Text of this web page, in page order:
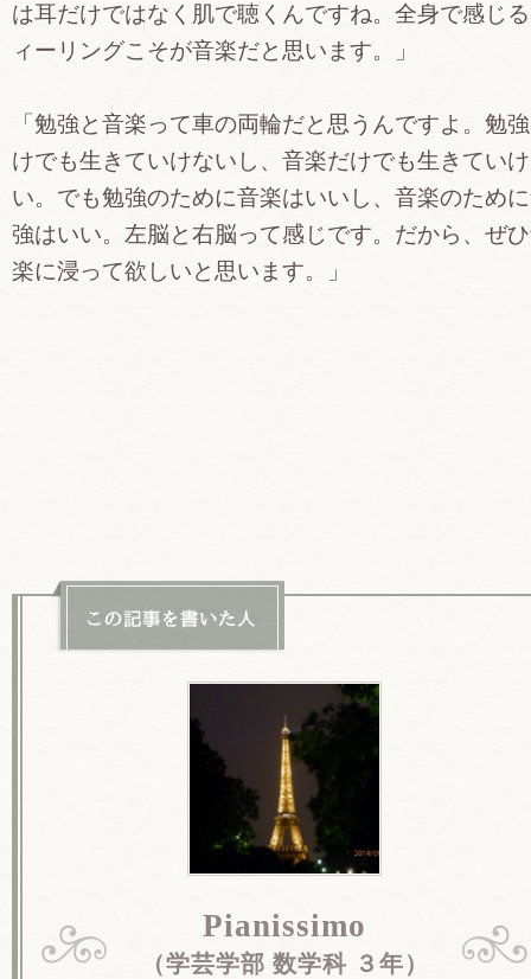
は耳だけではなく肌で聴くんですね。全身で感じ
ィーリングこそが音楽だと思います。」
「勉強と音楽って車の両輪だと思うんですよ。勉
けでも生きていけないし、音楽だけでも生きてい
い。でも勉強のために音楽はいいし、音楽のため
強はいい。左脳と右脳って感じです。だから、ぜ
楽に浸って欲しいと思います。」
Pianissimo
（学芸学部 数学科 ３年）